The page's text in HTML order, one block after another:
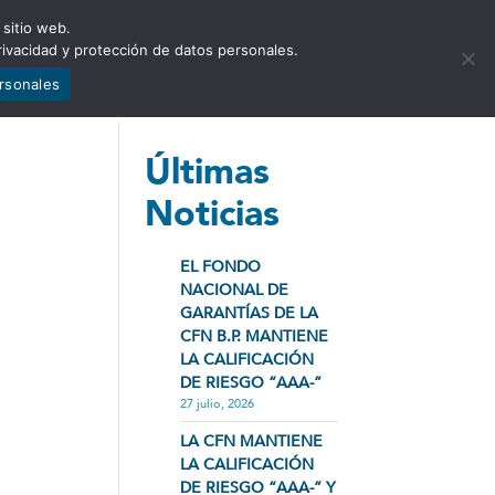
NOTICIAS CONTÁCTENOS
Últimas
Noticias
EL FONDO
NACIONAL DE
GARANTÍAS DE LA
CFN B.P. MANTIENE
LA CALIFICACIÓN
DE RIESGO “AAA-”
27 julio, 2026
LA CFN MANTIENE
LA CALIFICACIÓN
DE RIESGO “AAA-” Y
sitio web.
y protección de datos personales.